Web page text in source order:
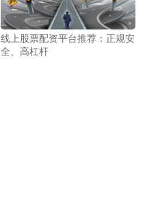
线上股票配资平台推荐：正规安
全、高杠杆